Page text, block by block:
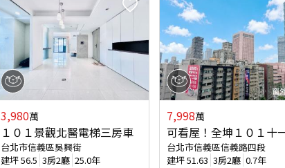
3,980萬
１０１景觀北醫電梯三房車
台北市信義區吳興街
建坪56.5 3房2廳 25.0年
7,998萬
可看屋！全坤１０１十
台北市信義區信義路四段
建坪51.63 3房2廳 0.7年